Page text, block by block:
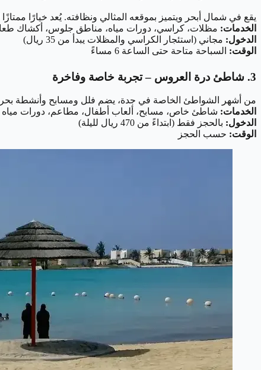
يقع في شمال أبحر ويتميز بموقعه المثالي ونظافته. يُعد خيارًا
الخدمات: مظلات، كراسي، دورات مياه، مناطق جلوس، أكشاك
الدخول: مجاني (استئجار الكراسي والمظلات يبدأ من 35 ريال)
الوقت: السباحة متاحة حتى الساعة 6 مساءً
3. شاطئ درة العروس – تجربة خاصة وفاخرة
من أشهر الشواطئ الخاصة في جدة، يضم فلل ومسابح وأنشطة
الخدمات: شاطئ خاص، مسابح، ألعاب أطفال، مطاعم، دورات
الدخول: بالحجز فقط (ابتداءً من 470 ريال لليلة)
الوقت: حسب الحجز